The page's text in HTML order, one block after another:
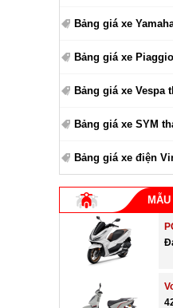
Bảng giá xe
Bảng giá xe
Bảng giá xe Vespa
Bảng giá xe SYM
Bảng giá xe điện